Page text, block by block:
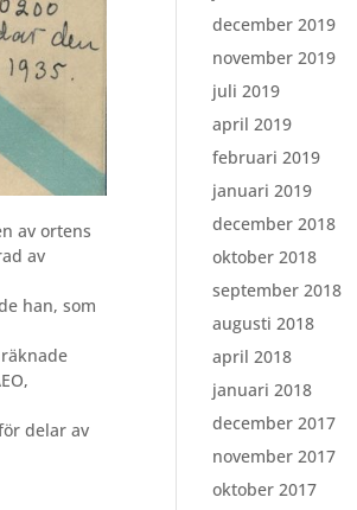
av ortens
av
han, som
delar av
december 2019
november 2019
juli 2019
april 2019
februari 2019
januari 2019
december 2018
oktober 2018
september 2018
augusti 2018
april 2018
januari 2018
december 2017
november 2017
oktober 2017